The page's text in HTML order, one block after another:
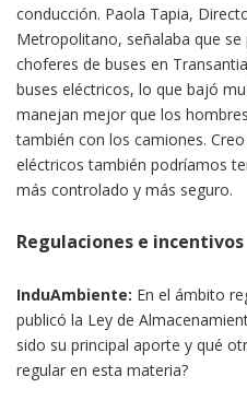
conducción. Paola Tapia,
Metropolitano, señalaba que
choferes de buses en
buses eléctricos, lo que bajó
manejan mejor que los
también con los camiones.
eléctricos también podríamos
más controlado y más seguro.
Regulaciones e incentivos
InduAmbiente: En el ámbito
publicó la Ley de
sido su principal aporte y qué
regular en esta materia?